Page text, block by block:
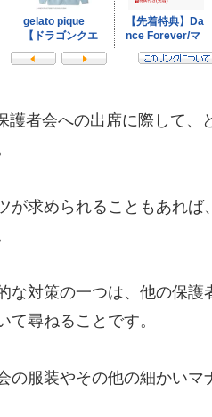
護者会への出席に際して、
が求められることもあれ
な対策の一つは、他の保
て尋ねることです。
の服装やその他の細かい